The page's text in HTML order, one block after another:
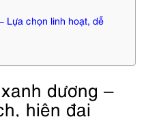
Lựa chọn linh hoạt, dễ
dương –
hiện đại